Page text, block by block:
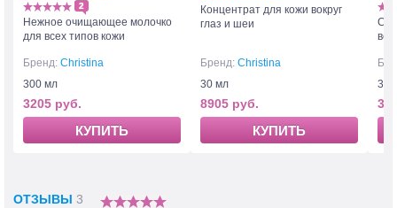
2
Нежное очищающее молочко
для всех типов кожи
Бренд: Christina
300 мл
3205 руб.
КУПИТЬ
Концентрат для кожи вокруг
глаз и шеи
Бренд: Christina
30 мл
8905 руб.
КУПИТЬ
ОТЗЫВЫ 3